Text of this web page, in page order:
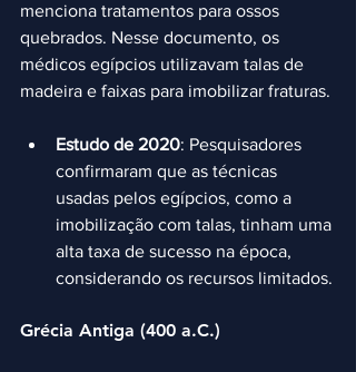
menciona tratamentos para ossos
quebrados. Nesse documento, os
médicos egípcios utilizavam talas de
madeira e faixas para imobilizar fraturas.
Estudo de 2020: Pesquisadores
confirmaram que as técnicas
usadas pelos egípcios, como a
imobilização com talas, tinham uma
alta taxa de sucesso na época,
considerando os recursos limitados.
Grécia Antiga (400 a.C.)